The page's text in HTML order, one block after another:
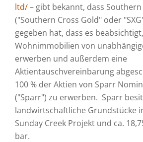
ltd/– gibt bekannt, dass
("Southern Cross Gold" oder
gegeben hat, dass es
Wohnimmobilien von
erwerben und außerdem eine
Aktientauschvereinbarung
100 % der Aktien von Sparr
("Sparr") zu erwerben. Sparr
landwirtschaftliche Grundstücke
Sunday Creek Projekt und ca.
bar.